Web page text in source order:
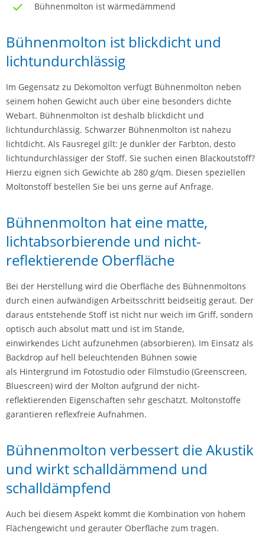
Bühnenmolton ist wärmedämmend
Bühnenmolton ist blickdicht und
lichtundurchlässig
Im Gegensatz zu Dekomolton verfügt Bühnenmolton neben
seinem hohen Gewicht auch über eine besonders dichte
Webart. Bühnenmolton ist deshalb blickdicht und
lichtundurchlässig. Schwarzer Bühnenmolton ist nahezu
lichtdicht. Als Fausregel gilt: Je dunkler der Farbton, desto
lichtundurchlässiger der Stoff. Sie suchen einen Blackoutstoff?
Hierzu eignen sich Gewichte ab 280 g/qm. Diesen speziellen
Moltonstoff bestellen Sie bei uns gerne auf Anfrage.
Bühnenmolton hat eine matte,
lichtabsorbierende und nicht-
reflektierende Oberfläche
Bei der Herstellung wird die Oberfläche des Bühnenmoltons
durch einen aufwändigen Arbeitsschritt beidseitig geraut. Der
daraus entstehende Stoff ist nicht nur weich im Griff, sondern
optisch auch absolut matt und ist im Stande,
einwirkendes Licht aufzunehmen (absorbieren). Im Einsatz als
Backdrop auf hell beleuchtenden Bühnen sowie
als Hintergrund im Fotostudio oder Filmstudio (Greenscreen,
Bluescreen) wird der Molton aufgrund der nicht-
reflektierenden Eigenschaften sehr geschätzt. Moltonstoffe
garantieren reflexfreie Aufnahmen.
Bühnenmolton verbessert die Akustik
und wirkt schalldämmend und
schalldämpfend
Auch bei diesem Aspekt kommt die Kombination von hohem
Flächengewicht und gerauter Oberfläche zum tragen.